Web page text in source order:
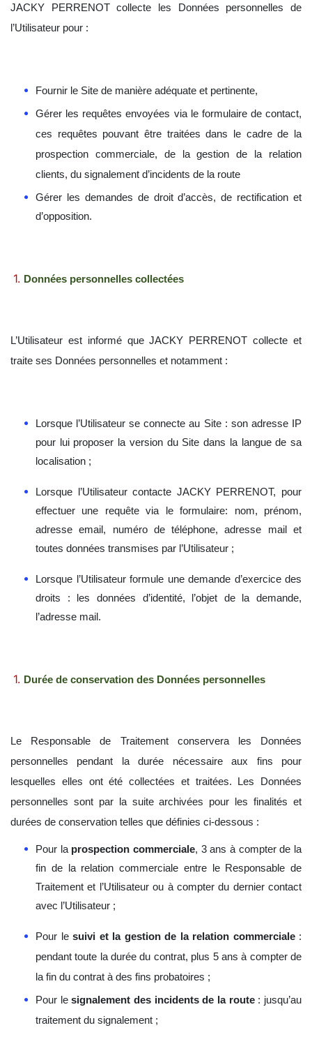
JACKY PERRENOT collecte les Données personnelles de
l’Utilisateur pour :
Fournir le Site de manière adéquate et pertinente,
Gérer les requêtes envoyées via le formulaire de contact,
ces requêtes pouvant être traitées dans le cadre de la
prospection commerciale, de la gestion de la relation
clients, du signalement d’incidents de la route
Gérer les demandes de droit d’accès, de rectification et
d’opposition.
Données personnelles collectées
L’Utilisateur est informé que JACKY PERRENOT collecte et
traite ses Données personnelles et notamment :
Lorsque l’Utilisateur se connecte au Site : son adresse IP
pour lui proposer la version du Site dans la langue de sa
localisation ;
Lorsque l’Utilisateur contacte JACKY PERRENOT, pour
effectuer une requête via le formulaire: nom, prénom,
adresse email, numéro de téléphone, adresse mail et
toutes données transmises par l’Utilisateur ;
Lorsque l’Utilisateur formule une demande d’exercice des
droits : les données d’identité, l’objet de la demande,
l’adresse mail.
Durée de conservation des Données personnelles
Le Responsable de Traitement conservera les Données
personnelles pendant la durée nécessaire aux fins pour
lesquelles elles ont été collectées et traitées. Les Données
personnelles sont par la suite archivées pour les finalités et
durées de conservation telles que définies ci-dessous :
Pour la prospection commerciale, 3 ans à compter de la
fin de la relation commerciale entre le Responsable de
Traitement et l’Utilisateur ou à compter du dernier contact
avec l’Utilisateur ;
Pour le suivi et la gestion de la relation commerciale :
pendant toute la durée du contrat, plus 5 ans à compter de
la fin du contrat à des fins probatoires ;
Pour lesignalement des incidents de la route: jusqu’au
traitement du signalement ;